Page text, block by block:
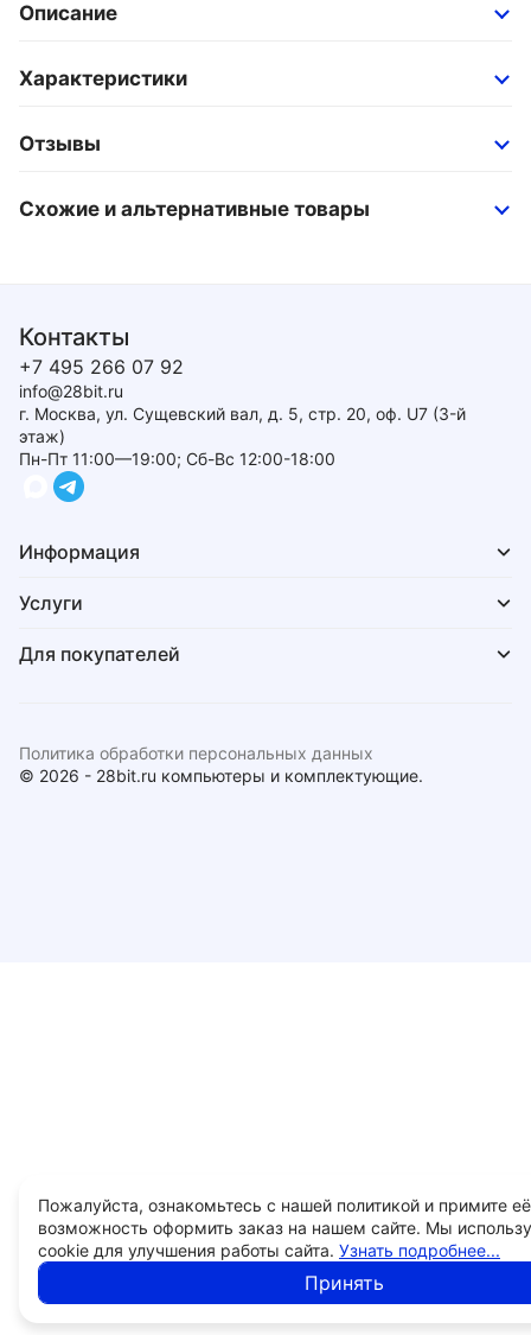
Описание
Характеристики
Отзывы
Схожие и альтернативные товары
Контакты
+7 495 266 07 92
info@28bit.ru
г. Москва, ул. Сущевский вал, д. 5, стр. 20, оф. U7 (3-й
этаж)
Пн-Пт 11:00—19:00; Сб-Вс 12:00-18:00
Информация
Услуги
Для покупателей
© 2026 - 28bit.ru компьютеры и комплектующие.
Политика обработки персональных данных
Пожалуйста, ознакомьтесь с нашей политикой и примите
возможность оформить заказ на нашем сайте. Мы
cookie для улучшения работы сайта. Узнать подробнее...
Принять